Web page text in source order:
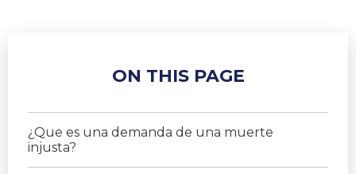
ON THIS PAGE
¿Que es una demanda de una muerte
injusta?